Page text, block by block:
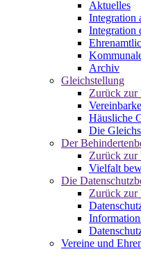
Aktuelles
Integration
Integration
Archiv
Gleichstellung
Zurück zur
Häusliche
Die
Der
Zurück zur
Vielfalt
Die
Zurück zur
Vereine und